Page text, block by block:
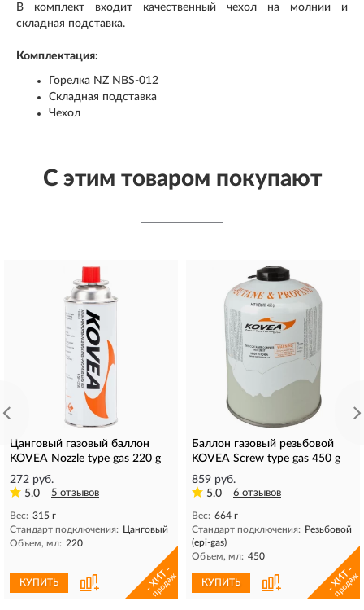
В комплект входит качественный чехол на молнии и
складная подставка.
Комплектация:
Горелка NZ NBS-012
Складная подставка
Чехол
С этим товаром покупают
Цанговый газовый баллон
KOVEA Nozzle type gas 220 g
272 руб.
5.0
5 отзывов
Вес: 315 г
Стандарт подключения: Цанговый
Объем, мл: 220
КУПИТЬ - ХИТ -
продаж
Баллон газовый резьбовой
KOVEA Screw type gas 450 g
859 руб.
5.0
6 отзывов
Вес: 664 г
Стандарт подключения: Резьбовой
(epi-gas)
Объем, мл: 450
КУПИТЬ - ХИТ -
продаж